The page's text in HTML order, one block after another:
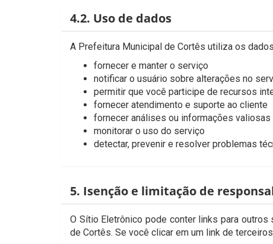
4.2. Uso de dados
A Prefeitura Municipal de Cortês utiliza os
fornecer e manter o serviço
notificar o usuário sobre alterações no
permitir que você participe de recursos
fornecer atendimento e suporte ao cliente
fornecer análises ou informações
monitorar o uso do serviço
detectar, prevenir e resolver problemas
5. Isenção e limitação de
O Sítio Eletrônico pode conter links para
de Cortês. Se você clicar em um link de